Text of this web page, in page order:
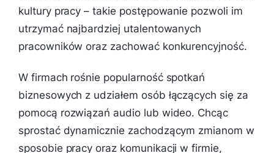
kultury pracy – takie postępowanie pozwoli im
utrzymać najbardziej utalentowanych
pracowników oraz zachować konkurencyjność.
W firmach rośnie popularność spotkań
biznesowych z udziałem osób łączących się za
pomocą rozwiązań audio lub wideo. Chcąc
sprostać dynamicznie zachodzącym zmianom w
sposobie pracy oraz komunikacji w firmie,